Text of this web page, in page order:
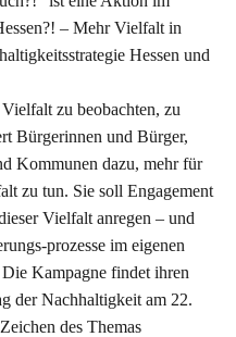
– Mehr Vielfalt in
Hessen und
zu beobachten, zu
Bürgerinnen und Bürger,
Kommunen dazu, mehr für
zu tun. Sie soll Engagement
Vielfalt anregen – und
prozesse im eigenen
Kampagne findet ihren
der Nachhaltigkeit am 22.
des Themas